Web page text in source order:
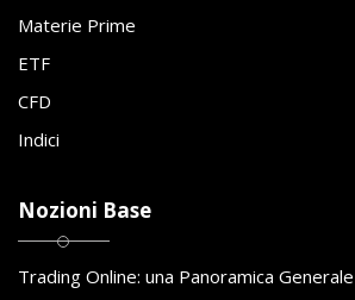
Materie Prime
ETF
CFD
Indici
Nozioni Base
Trading Online: una Panoramica Generale